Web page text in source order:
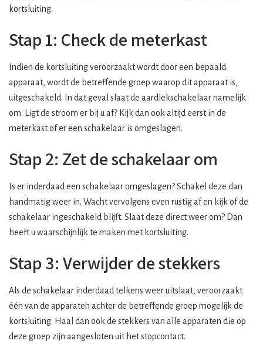
kortsluiting.
Stap 1: Check de meterkast
Indien de kortsluiting veroorzaakt wordt door een bepaald
apparaat, wordt de betreffende groep waarop dit apparaat is,
uitgeschakeld. In dat geval slaat de aardlekschakelaar namelijk
om. Ligt de stroom er bij u af? Kijk dan ook altijd eerst in de
meterkast of er een schakelaar is omgeslagen.
Stap 2: Zet de schakelaar om
Is er inderdaad een schakelaar omgeslagen? Schakel deze dan
handmatig weer in. Wacht vervolgens even rustig af en kijk of de
schakelaar ingeschakeld blijft. Slaat deze direct weer om? Dan
heeft u waarschijnlijk te maken met kortsluiting.
Stap 3: Verwijder de stekkers
Als de schakelaar inderdaad telkens weer uitslaat, veroorzaakt
één van de apparaten achter de betreffende groep mogelijk de
kortsluiting. Haal dan ook de stekkers van alle apparaten die op
deze groep zijn aangesloten uit het stopcontact.